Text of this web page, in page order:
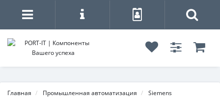
Главная Промышленная автоматизация Siemens